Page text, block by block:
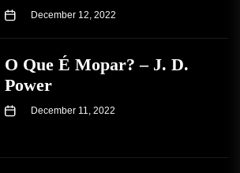
December 12, 2022
O Que É Mopar? – J. D.
Power
December 11, 2022